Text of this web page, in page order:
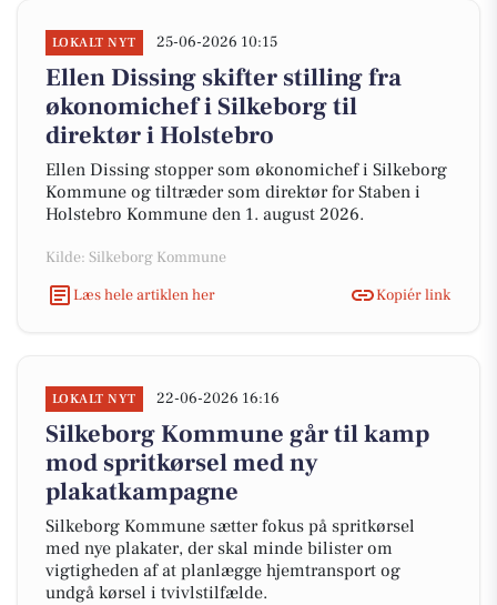
LOKALT NYT 25-06-2026 10:15
Ellen Dissing skifter stilling fra
økonomichef i Silkeborg til
direktør i Holstebro
Ellen Dissing stopper som økonomichef i Silkeborg
Kommune og tiltræder som direktør for Staben i
Holstebro Kommune den 1. august 2026.
Kilde: Silkeborg Kommune
Læs hele artiklen her
Kopiér link
LOKALT NYT 22-06-2026 16:16
Silkeborg Kommune går til kamp
mod spritkørsel med ny
plakatkampagne
Silkeborg Kommune sætter fokus på spritkørsel
med nye plakater, der skal minde bilister om
vigtigheden af at planlægge hjemtransport og
undgå kørsel i tvivlstilfælde.